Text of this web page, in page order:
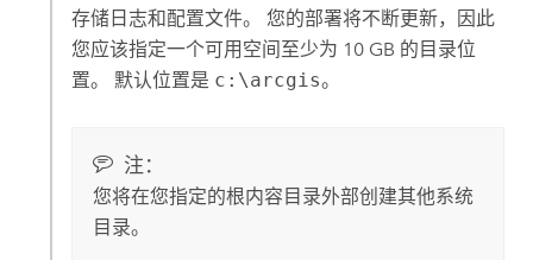
存储日志和配置文件。 您的部署将不断更新，因此
您应该指定一个可用空间至少为 10 GB 的目录位
置。 默认位置是 c:\arcgis。
注：
您将在您指定的根内容目录外部创建其他系统
目录。